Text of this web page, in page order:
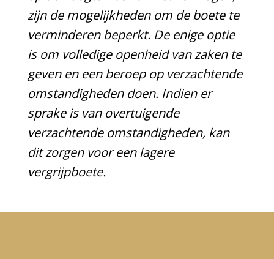
zijn de mogelijkheden om de boete te
verminderen beperkt. De enige optie
is om volledige openheid van zaken te
geven en een beroep op verzachtende
omstandigheden doen. Indien er
sprake is van overtuigende
verzachtende omstandigheden, kan
dit zorgen voor een lagere
vergrijpboete.